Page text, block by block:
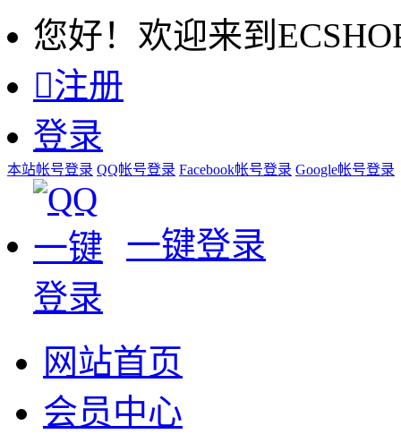
您好！欢迎来到
注册
登录
本站帐号登录 QQ帐号登录 Facebook帐号登录 Google帐号登录
一键登录
网站首页
会员中心